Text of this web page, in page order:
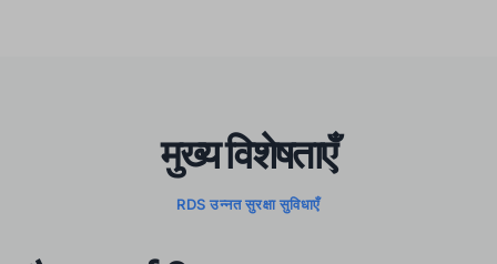
मुख्य विशेषताएँ
RDS उन्नत सुरक्षा सुविधाएँ